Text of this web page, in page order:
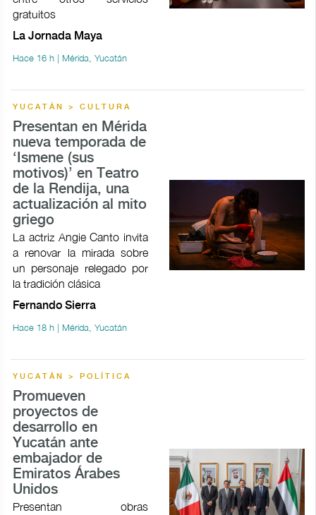
gratuitos
La Jornada Maya
Hace 16 h | Mérida, Yucatán
YUCATÁN > CULTURA
Presentan en Mérida
nueva temporada de
‘Ismene (sus
motivos)’ en Teatro
de la Rendija, una
actualización al mito
griego
La actriz Angie Canto invita
a renovar la mirada sobre
un personaje relegado por
la tradición clásica
Fernando Sierra
Hace 18 h | Mérida, Yucatán
YUCATÁN > POLÍTICA
Promueven
proyectos de
desarrollo en
Yucatán ante
embajador de
Emiratos Árabes
Unidos
Presentan obras